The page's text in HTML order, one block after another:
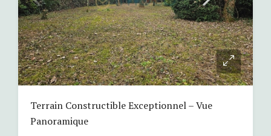
Terrain Constructible Exceptionnel – Vue
Panoramique